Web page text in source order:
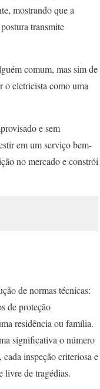
mostrando que a
transmite
comum, mas sim de
o eletricista como uma
e sem
em um serviço bem-
no mercado e constrói
de normas técnicas:
de proteção
residência ou família.
significativa o número
inspeção criteriosa e
livre de tragédias.